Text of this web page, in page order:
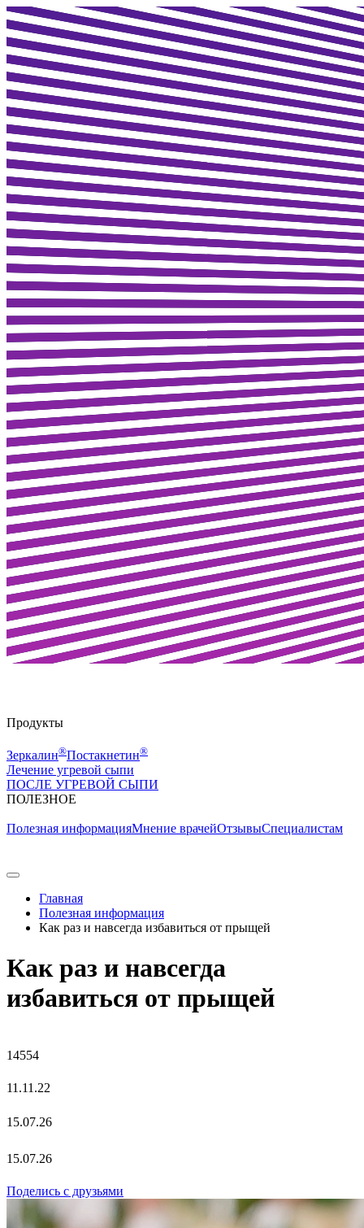
Продукты
Зеркалин®Постакнетин®
Лечение угревой сыпи
ПОСЛЕ УГРЕВОЙ СЫПИ
ПОЛЕЗНОE
Полезная информацияМнение врачейОтзывыСпециалистам
Главная
Полезная информация
Как раз и навсегда избавиться от прыщей
Как раз и навсегда
избавиться от прыщей
14554
11.11.22
15.07.26
15.07.26
Поделись с друзьями